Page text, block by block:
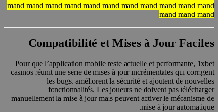
mand mand mand mand mand mand mand mand mand mand mand
mand mand mand
Compatibilité et Mises à Jour Faciles
Pour que l’application mobile reste actuelle et performante, 1xbet
casinos réunit une série de mises à jour incrémentales qui corrigent
les bugs, améliorent la sécurité et ajoutent de nouvelles
fonctionnalités. Les joueurs ne doivent pas télécharger
manuellement la mise à jour mais peuvent activer le mécanisme de
mise à jour automatique.